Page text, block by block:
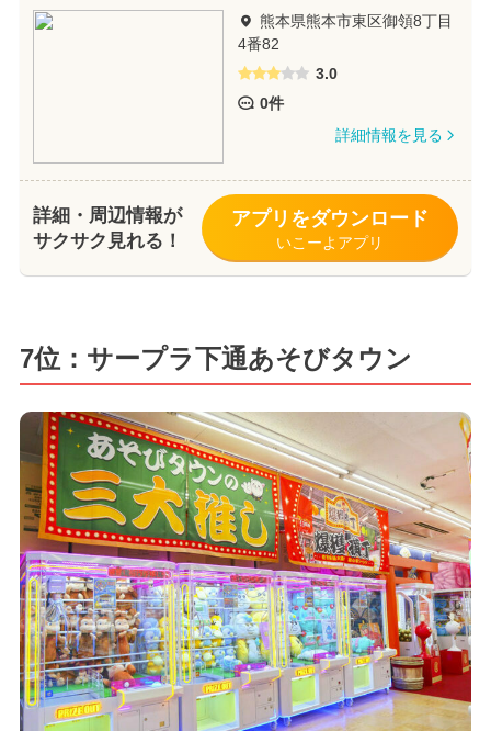
熊本県熊本市東区御領8丁目
4番82
3.0
0件
詳細情報を見る
詳細・周辺情報が
サクサク見れる！
アプリをダウンロード
いこーよアプリ
7位：サープラ下通あそびタウン